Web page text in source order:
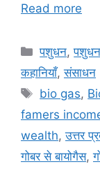
Read more
पशुधन,पशुधन
कहानियाँ,संसाधन
bio gas,
famers
wealth,उत्तर
गोबर से बायोगैस,